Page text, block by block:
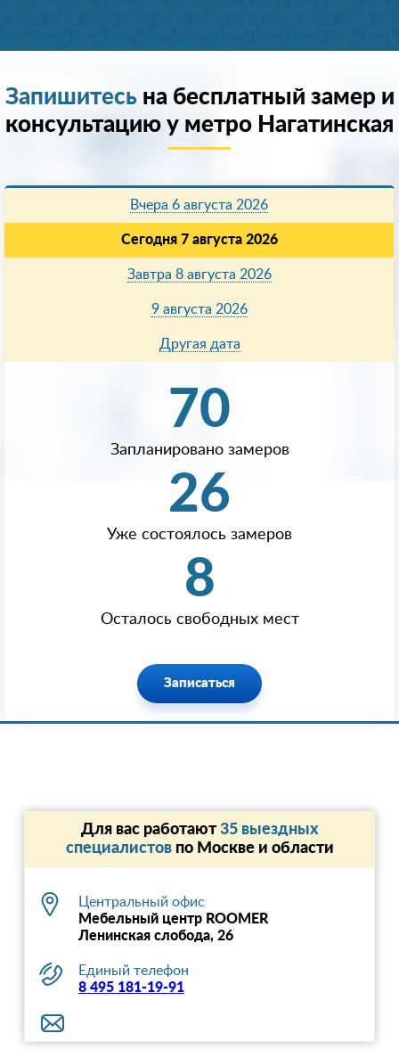
Запишитесьна бесплатный замер и
консультацию у метро Нагатинская
Вчера 6 августа 2026
Сегодня 7 августа 2026
Завтра 8 августа 2026
9 августа 2026
Другая дата
70
Запланировано замеров
26
Уже состоялось замеров
8
Осталось свободных мест
Записаться
Для вас работают35 выездных
специалистовпо Москве и области
Центральный офис
Мебельный центр ROOMER
Ленинская слобода, 26
Единый телефон
8 495 181-19-91